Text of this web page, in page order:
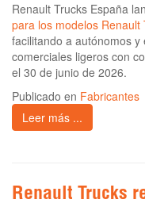
Renault Trucks España
para los modelos Renault
facilitando a autónomos
comerciales ligeros con
el 30 de junio de 2026.
Publicado en Fabricantes
Leer más ...
Renault Trucks